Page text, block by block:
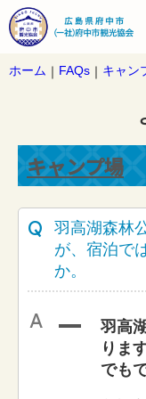
ホーム ｜ FAQs ｜ キャン
キャンプ場
羽高湖森林
が、宿泊で
か。
A
羽高
りま
でも